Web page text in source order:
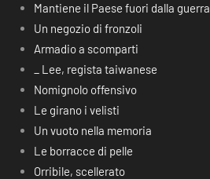
Mantiene il Paese fuori dalla guerra
Un negozio di fronzoli
Armadio a scomparti
_ Lee, regista taiwanese
Nomignolo offensivo
Le girano i velisti
Un vuoto nella memoria
Le borracce di pelle
Orribile, scellerato